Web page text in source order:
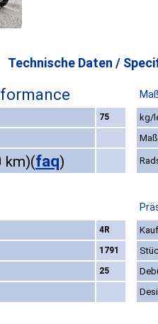
Technische Daten /
75
kg/
km)(faq)
4R
1791
25